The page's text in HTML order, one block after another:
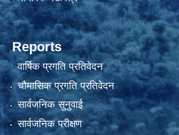
Reports
वार्षिक प्रगति प्रतिवेदन
चौमासिक प्रगति प्रतिवेदन
सार्वजनिक सुनुवाई
सार्वजनिक परीक्षण